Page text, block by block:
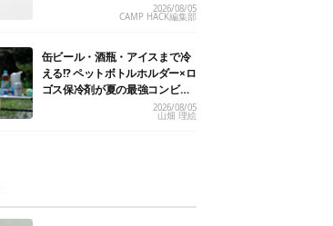
2026/08/05
CAMP HACK編集部
缶ビール・酒瓶・アイスまで冷
える!? ペットボトルホルダー×ロ
ゴス保冷剤が夏の最強コンビだ
2026/08/05
山畑 理絵